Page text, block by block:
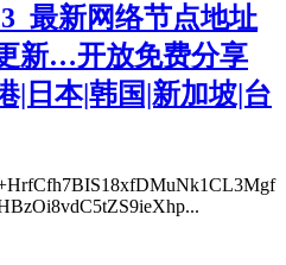
最新网络节点地址
新…开放免费分享
|日本|韩国|新加坡|台